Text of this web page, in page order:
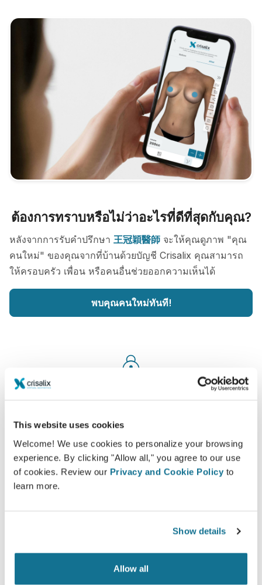
This website uses cookies
Welcome! We use cookies to personalize your browsing
experience. By clicking "Allow all," you agree to our use
of cookies. Review our Privacy and Cookie Policy to
learn more.
Show details
Allow all
ต้องการทราบหรือไม่ว่าอะไรที่ดีที่สุดกับคุณ?
หลังจากการรับคำปรึกษา 王冠穎醫師 จะให้คุณดูภาพ "คุณ
คนใหม่" ของคุณจากที่บ้านด้วยบัญชี Crisalix คุณสามารถ
ให้ครอบครัว เพื่อน หรือคนอื่นช่วยออกความเห็นได้
พบคุณคนใหม่ทันที!
เซอร์เวอร์ของเรามีการเข้ารหัส: ข้อมูลของคุณจะ
ปลอดภัยและเป็นส่วนตัว
3D simulator บน web-based เจ้าแรก และมีการใช้
งานจริงจากคุณหมอ 100 ประเทศ และแนะนำให้มีการ
ใช้จากสมาคมศัลยกรรมพลาสติก